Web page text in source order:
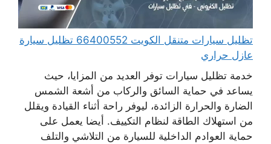
تظليل سيارات متنقل الكويت 66400552 تظليل سيارة
عازل حراري
خدمة تظليل سيارات توفر العديد من المزايا، حيث
يساعد في حماية السائق والركاب من أشعة الشمس
الضارة والحرارة الزائدة، ليوفر راحة أثناء القيادة ويقلل
من استهلاك الطاقة لنظام التكييف. أيضا يعمل على
حماية العوادم الداخلية للسيارة من التلاشي والتلف